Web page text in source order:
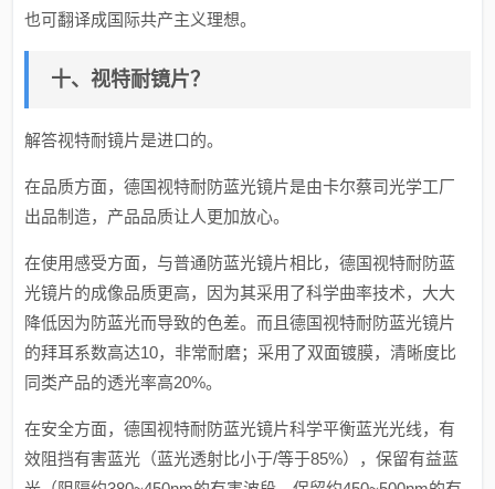
也可翻译成国际共产主义理想。
十、视特耐镜片？
解答视特耐镜片是进口的。
在品质方面，德国视特耐防蓝光镜片是由卡尔蔡司光学工厂
出品制造，产品品质让人更加放心。
在使用感受方面，与普通防蓝光镜片相比，德国视特耐防蓝
光镜片的成像品质更高，因为其采用了科学曲率技术，大大
降低因为防蓝光而导致的色差。而且德国视特耐防蓝光镜片
的拜耳系数高达10，非常耐磨；采用了双面镀膜，清晰度比
同类产品的透光率高20%。
在安全方面，德国视特耐防蓝光镜片科学平衡蓝光光线，有
效阻挡有害蓝光（蓝光透射比小于/等于85%），保留有益蓝